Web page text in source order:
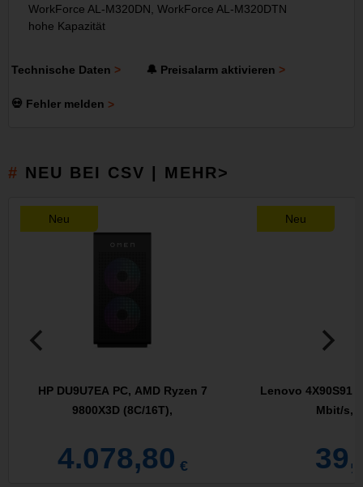
WorkForce AL-M320DN, WorkForce AL-M320DTN
hohe Kapazität
Technische Daten 🔔 Preisalarm aktivieren
💀 Fehler melden
NEU BEI CSV | MEHR>
Neu
HP DU9U7EA PC, AMD Ryzen 7
9800X3D (8C/16T),
4.078,80 €
Neu
Lenovo
Mbit/s,